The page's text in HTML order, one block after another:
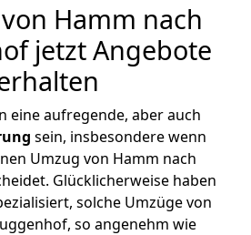
Hamm nach
jetzt Angebote
eine aufregende, aber auch
sein, insbesondere wenn
Umzug von Hamm nach
Glücklicherweise haben
solche Umzüge von
so angenehm wie